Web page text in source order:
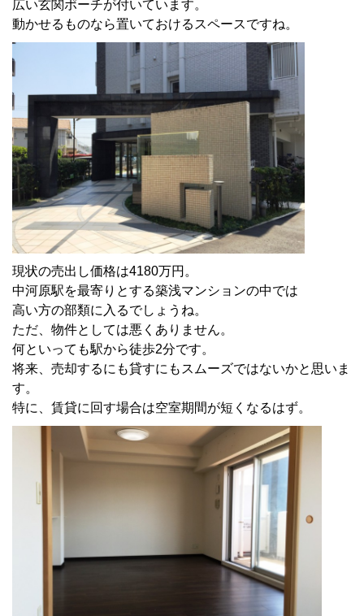
広い玄関ポーチが付いています。
動かせるものなら置いておけるスペースですね。
現状の売出し価格は4180万円。
中河原駅を最寄りとする築浅マンションの中では
高い方の部類に入るでしょうね。
ただ、物件としては悪くありません。
何といっても駅から徒歩2分です。
将来、売却するにも貸すにもスムーズではないかと思いま
す。
特に、賃貸に回す場合は空室期間が短くなるはず。